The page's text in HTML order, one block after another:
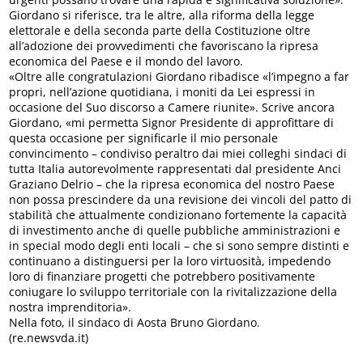
Giordano si riferisce, tra le altre, alla riforma della legge
elettorale e della seconda parte della Costituzione oltre
all’adozione dei provvedimenti che favoriscano la ripresa
economica del Paese e il mondo del lavoro.
«Oltre alle congratulazioni Giordano ribadisce «l’impegno a far
propri, nell’azione quotidiana, i moniti da Lei espressi in
occasione del Suo discorso a Camere riunite». Scrive ancora
Giordano, «mi permetta Signor Presidente di approfittare di
questa occasione per significarle il mio personale
convincimento – condiviso peraltro dai miei colleghi sindaci di
tutta Italia autorevolmente rappresentati dal presidente Anci
Graziano Delrio – che la ripresa economica del nostro Paese
non possa prescindere da una revisione dei vincoli del patto di
stabilità che attualmente condizionano fortemente la capacità
di investimento anche di quelle pubbliche amministrazioni e
in special modo degli enti locali – che si sono sempre distinti e
continuano a distinguersi per la loro virtuosità, impedendo
loro di finanziare progetti che potrebbero positivamente
coniugare lo sviluppo territoriale con la rivitalizzazione della
nostra imprenditoria».
Nella foto, il sindaco di Aosta Bruno Giordano.
(re.newsvda.it)